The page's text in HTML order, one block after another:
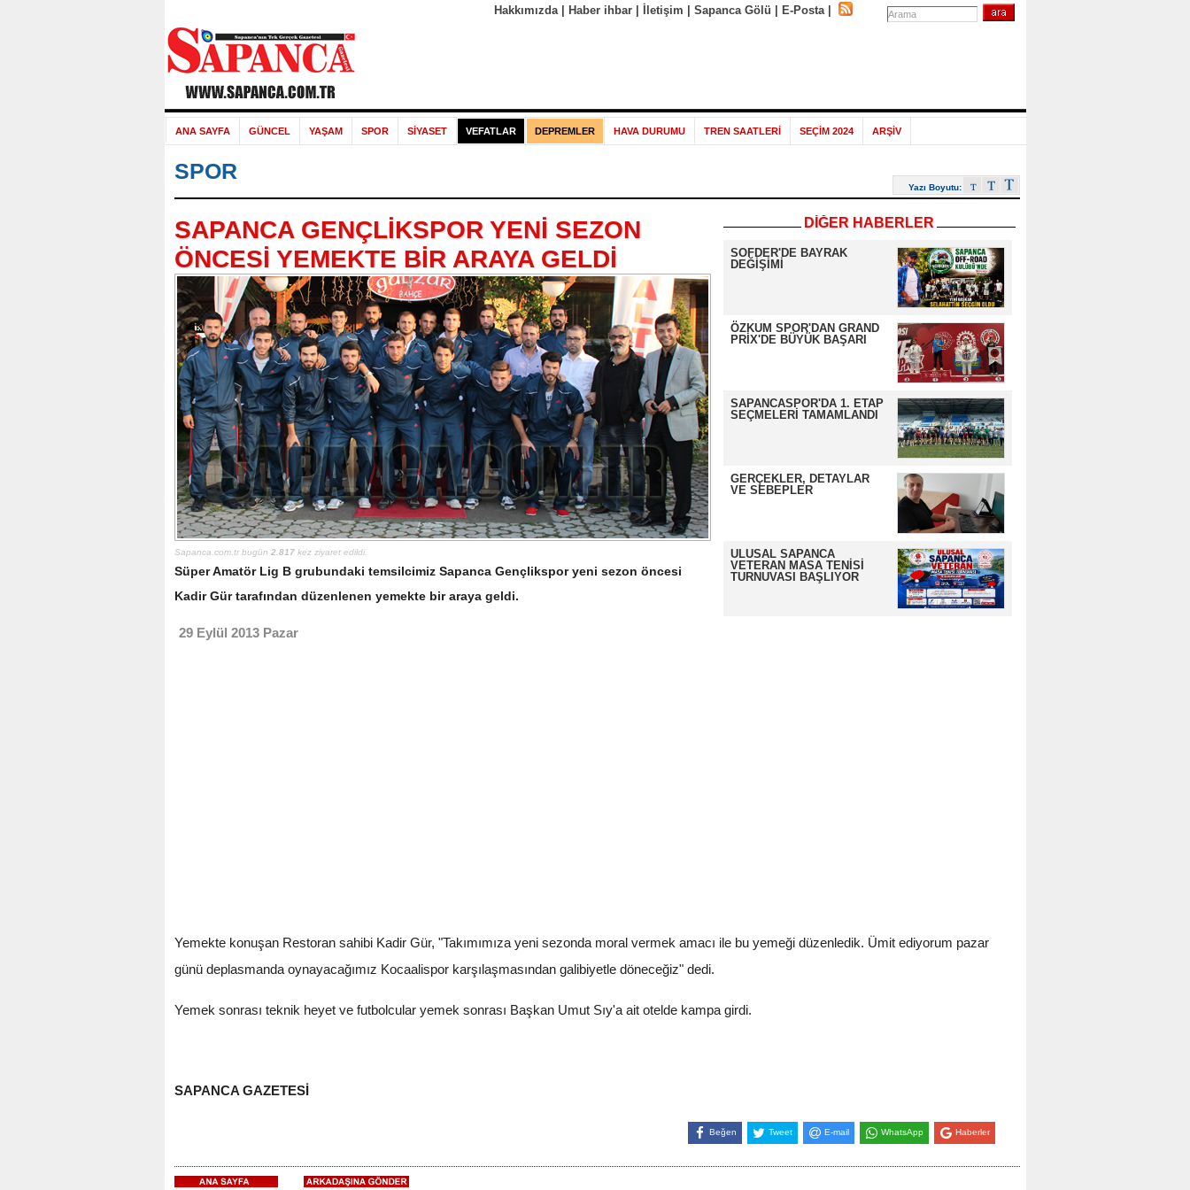
Hakkımızda| Haber ihbar| İletişim Sapanca Gölü E-Posta|
ANA SAYFA GÜNCEL YAŞAM SPOR SİYASET VEFATLAR DEPREMLER HAVA DURUMU TREN SAATLERİ SEÇİM 2024 ARŞİV
SPOR
Yazı Boyutu:
DİĞER HABERLER
SOFDER'DE BAYRAK
DEĞİŞİMİ
ÖZKUM SPOR'DAN GRAND
PRİX'DE BÜYÜK BAŞARI
SAPANCASPOR'DA 1. ETAP
SEÇMELERİ TAMAMLANDI
GERÇEKLER, DETAYLAR
VE SEBEPLER
ULUSAL SAPANCA
VETERAN MASA TENİSİ
TURNUVASI BAŞLIYOR
SAPANCA GENÇLİKSPOR YENİ SEZON
ÖNCESİ YEMEKTE BİR ARAYA GELDİ
Sapanca.com.tr bugün 2.817kez ziyaret edildi.
Süper Amatör Lig B grubundaki temsilcimiz Sapanca Gençlikspor yeni sezon öncesi
Kadir Gür tarafından düzenlenen yemekte bir araya geldi.
29 Eylül 2013 Pazar
Yemekte konuşan Restoran sahibi Kadir Gür, "Takımımıza yeni sezonda moral vermek amacı ile bu yemeği düzenledik. Ümit ediyorum pazar
günü deplasmanda oynayacağımız Kocaalispor karşılaşmasından galibiyetle döneceğiz" dedi.
Yemek sonrası teknik heyet ve futbolcular yemek sonrası Başkan Umut Sıy'a ait otelde kampa girdi.
SAPANCA GAZETESİ
Beğen Tweet E-mail WhatsApp Haberler